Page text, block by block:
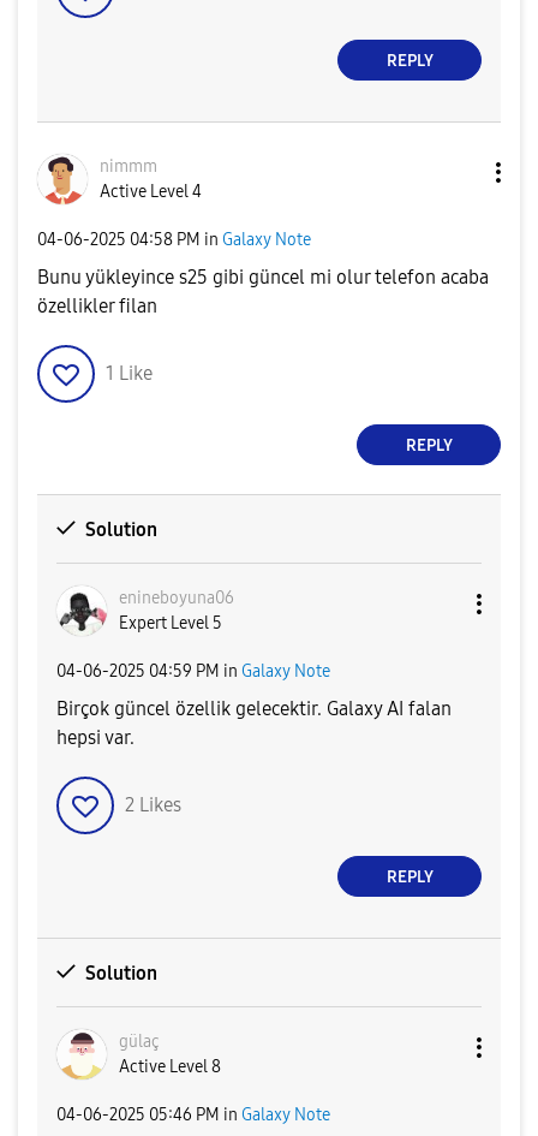
REPLY
nimmm
Active Level 4
‎04-06-2025 04:58 PM in Galaxy Note
Bunu yükleyince s25 gibi güncel mi olur telefon acaba
özellikler filan
1 Like
REPLY
Solution
enineboyuna06
Expert Level 5
‎04-06-2025 04:59 PM in Galaxy Note
Birçok güncel özellik gelecektir. Galaxy AI falan
hepsi var.
2 Likes
REPLY
Solution
gülaç
Active Level 8
‎04-06-2025 05:46 PM in Galaxy Note